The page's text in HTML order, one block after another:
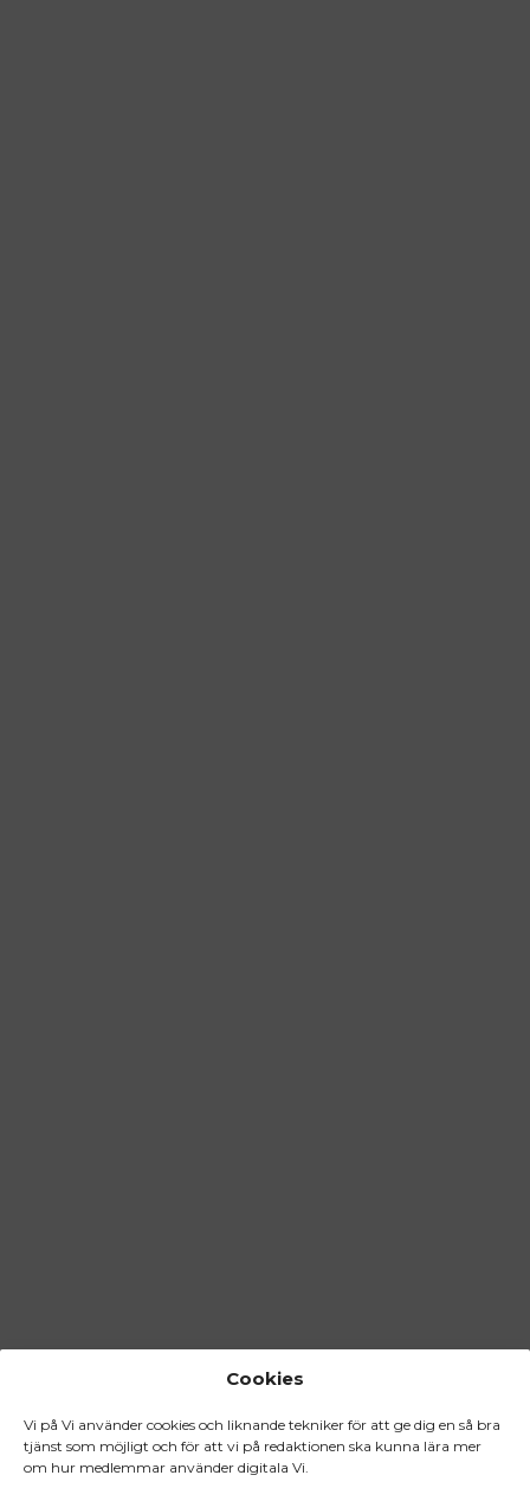
Cookies
Vi på Vi använder cookies och liknande tekniker för att ge dig en så bra
tjänst som möjligt och för att vi på redaktionen ska kunna lära mer
om hur medlemmar använder digitala Vi.